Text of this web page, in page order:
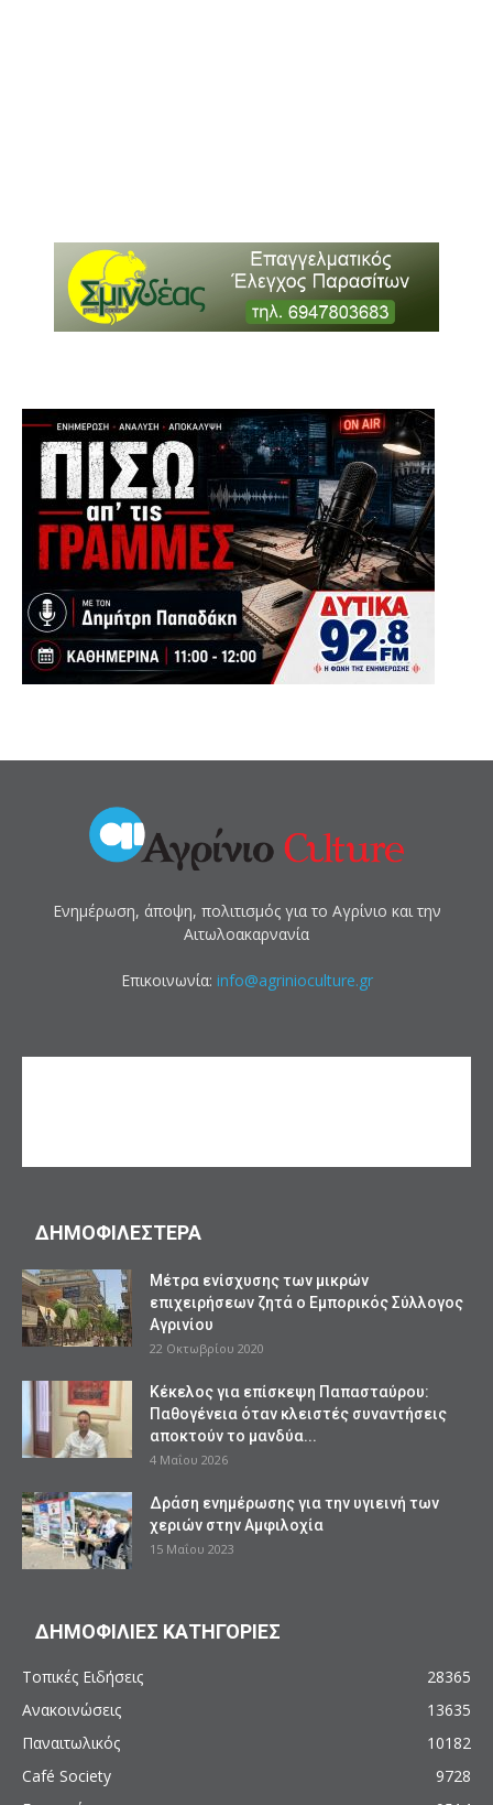
Ενημέρωση, άποψη, πολιτισμός για το Αγρίνιο και την
Αιτωλοακαρνανία
Επικοινωνία: info@agrinioculture.gr
ΔΗΜΟΦΙΛΕΣΤΕΡΑ
Mέτρα ενίσχυσης των μικρών
επιχειρήσεων ζητά ο Εμπορικός Σύλλογος
Αγρινίου
22 Οκτωβρίου 2020
Κέκελος για επίσκεψη Παπασταύρου:
Παθογένεια όταν κλειστές συναντήσεις
αποκτούν το μανδύα...
4 Μαΐου 2026
Δράση ενημέρωσης για την υγιεινή των
χεριών στην Αμφιλοχία
15 Μαΐου 2023
ΔΗΜΟΦΙΛΙΕΣ ΚΑΤΗΓΟΡΙΕΣ
Τοπικές Ειδήσεις
28365
Ανακοινώσεις
13635
Παναιτωλικός
10182
Café Society
9728